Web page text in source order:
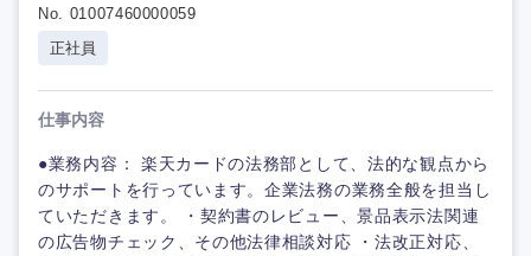
No. 01007460000059
正社員
仕事内容
●業務内容： 楽天カードの法務部として、法的な観点から
のサポートを行っています。企業法務の業務全般を担当し
ていただきます。 ・契約書のレビュー、景品表示法関連
の広告物チェック、その他法律相談対応 ・法改正対応、